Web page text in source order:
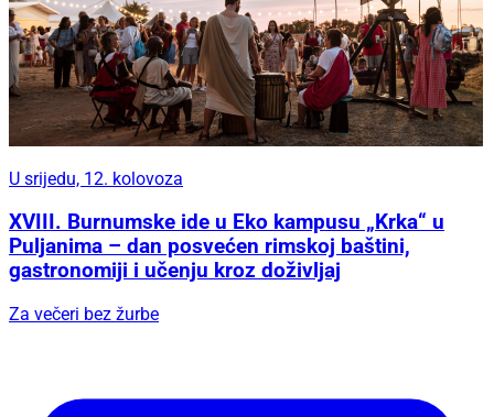
U srijedu, 12. kolovoza
XVIII. Burnumske ide u Eko kampusu „Krka“ u
Puljanima – dan posvećen rimskoj baštini,
gastronomiji i učenju kroz doživljaj
Za večeri bez žurbe